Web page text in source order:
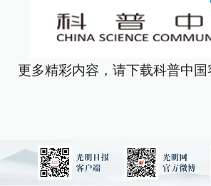
更多精彩内容，请下载科普中国